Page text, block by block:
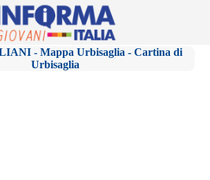
- Mappa Urbisaglia - Cartina di
Urbisaglia